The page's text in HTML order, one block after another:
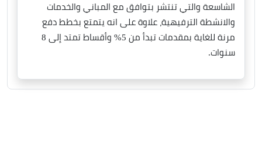
الشاسعة والتي تنتشر بتوافق مع المباني والخدمات
والانشطة الترفيهية، علاوة على انه يتمتع بخطط دفع
مرنة للغاية بمقدمات تبدأ من 5% وأقساط تمتد إلى 8
سنوات.